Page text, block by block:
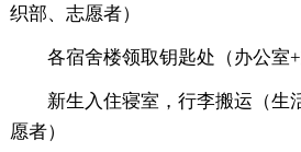
织部、志愿者）
各宿舍楼领取钥匙处（办公室+
新生入住寝室，行李搬运（生
愿者）